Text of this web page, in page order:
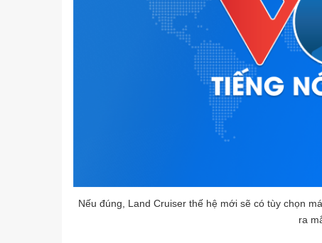
Nếu đúng, Land Cruiser thế hệ mới sẽ có tùy chọn
ra